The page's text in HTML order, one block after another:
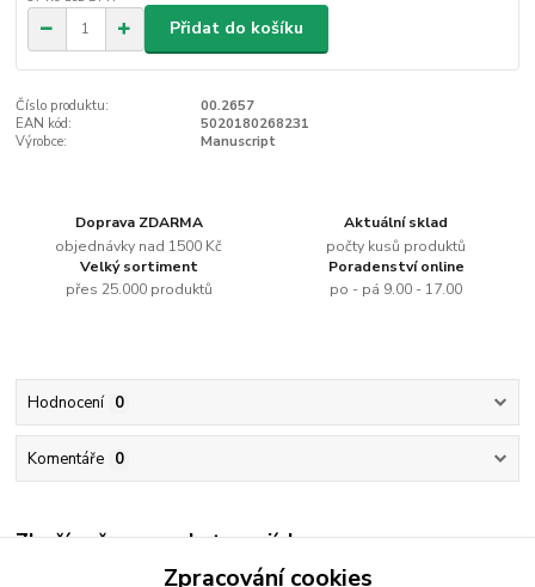
Přidat do košíku
Číslo produktu:
00.2657
EAN kód:
5020180268231
Výrobce:
Manuscript
Doprava ZDARMA
objednávky nad 1500 Kč
Aktuální sklad
počty kusů produktů
Velký sortiment
přes 25.000 produktů
Poradenství online
po - pá 9.00 - 17.00
Hodnocení 0
Komentáře 0
Zboží zařazeno v kategoriích
Zpracování cookies